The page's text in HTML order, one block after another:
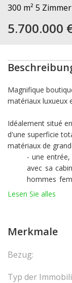
300 m² 5 Zimmer
5.700.000
Magnifique
matériaux luxueux
Idéalement situé
d'une superficie
matériaux de
- une
avec sa
hommes
un espace
compris fourrures,
décoration,
Lesen Sie alles
Merkmale
Bezug:
Typ der